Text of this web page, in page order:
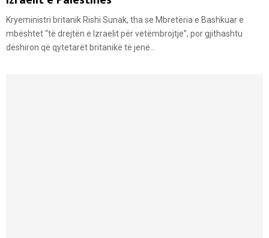
Kryeministri britanik Rishi Sunak, tha se Mbretëria e Bashkuar e
mbështet “të drejtën e Izraelit për vetëmbrojtje”, por gjithashtu
dëshiron që qytetarët britanikë të jenë...